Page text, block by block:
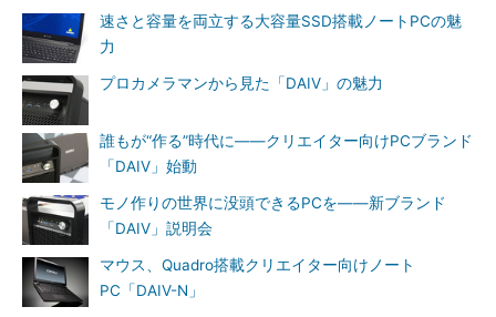
速さと容量を両立する大容量SSD搭載ノートPCの魅
力
プロカメラマンから見た「DAIV」の魅力
誰もが“作る”時代に――クリエイター向けPCブランド
「DAIV」始動
モノ作りの世界に没頭できるPCを――新ブランド
「DAIV」説明会
マウス、Quadro搭載クリエイター向けノート
PC「DAIV-N」